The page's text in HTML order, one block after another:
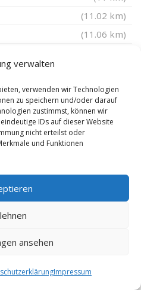
verwalten
verwenden wir Technologien
zu speichern und/oder darauf
zustimmst, können wir
IDs auf dieser Website
nicht erteilst oder
und Funktionen
ansehen
Impressum
(11.02 km)
(11.06 km)
(11.35 km)
(11.61 km)
(11.94 km)
(12.05 km)
(12.17 km)
(12.79 km)